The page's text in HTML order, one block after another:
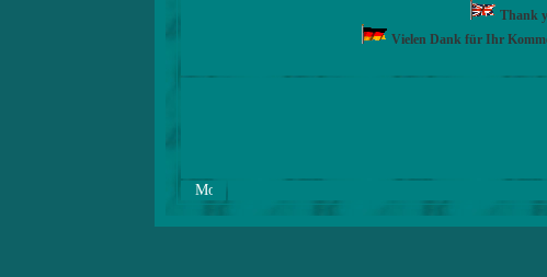
Thank
Vielen Dank für Ihr